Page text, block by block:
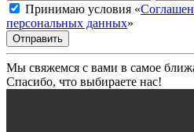
Принимаю условия «
персональных данных»
Отправить
Мы свяжемся с вами в самое
Спасибо, что выбираете нас!